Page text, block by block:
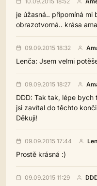
je úžasná.. připomíná mi
obrazotvorná.. krása
09.09.2015 18:32
Lenča: Jsem velmi
09.09.2015 18:27
DDD: Tak tak, lépe
jsi zavítal do těchto
Děkuji!
09.09.2015 17:44
Prostě krásná :)
09.09.2015 11:29